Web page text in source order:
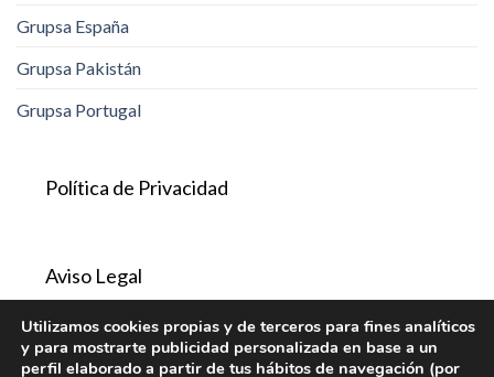
Grupsa España
Grupsa Pakistán
Grupsa Portugal
Política de Privacidad
Aviso Legal
Política de Cookies
Utilizamos cookies propias y de terceros para fines analíticos
y para mostrarte publicidad personalizada en base a un
perfil elaborado a partir de tus hábitos de navegación (por